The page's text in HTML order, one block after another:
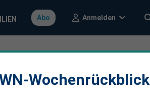
Abo Anmelden
Wochenrückblick